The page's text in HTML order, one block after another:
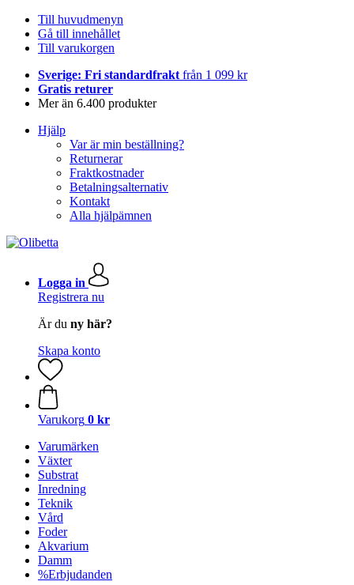
Till huvudmenyn
Gå till innehållet
Till varukorgen
Sverige: Fri standardfrakt från 1 099 kr
Gratis returer
Mer än 6.400 produkter
Hjälp
Var är min beställning?
Returnerar
Fraktkostnader
Betalningsalternativ
Kontakt
Alla hjälpämnen
Logga in
Registrera nu
Är du ny här?
Skapa konto
Varukorg 0 kr
Varumärken
Växter
Substrat
Inredning
Teknik
Vård
Foder
Akvarium
Damm
%Erbjudanden